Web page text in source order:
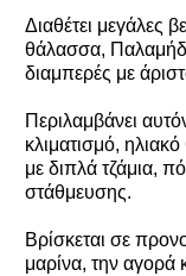
Διαθέτει μεγάλες
θάλασσα,
διαμπερές με
Περιλαμβάνει
κλιματισμό,
με διπλά τζάμια,
στάθμευσης.
Βρίσκεται σε
μαρίνα, την αγορά